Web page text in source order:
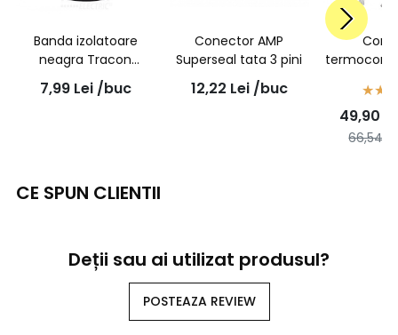
Banda izolatoare
neagra Tracon
18mmx20m
7,99 Lei /buc
Conector AMP
Superseal tata 3 pini
12,22 Lei /buc
1,5mmp
49,90
66,54
CE SPUN CLIENTII
Deții sau ai utilizat produsul?
POSTEAZA REVIEW